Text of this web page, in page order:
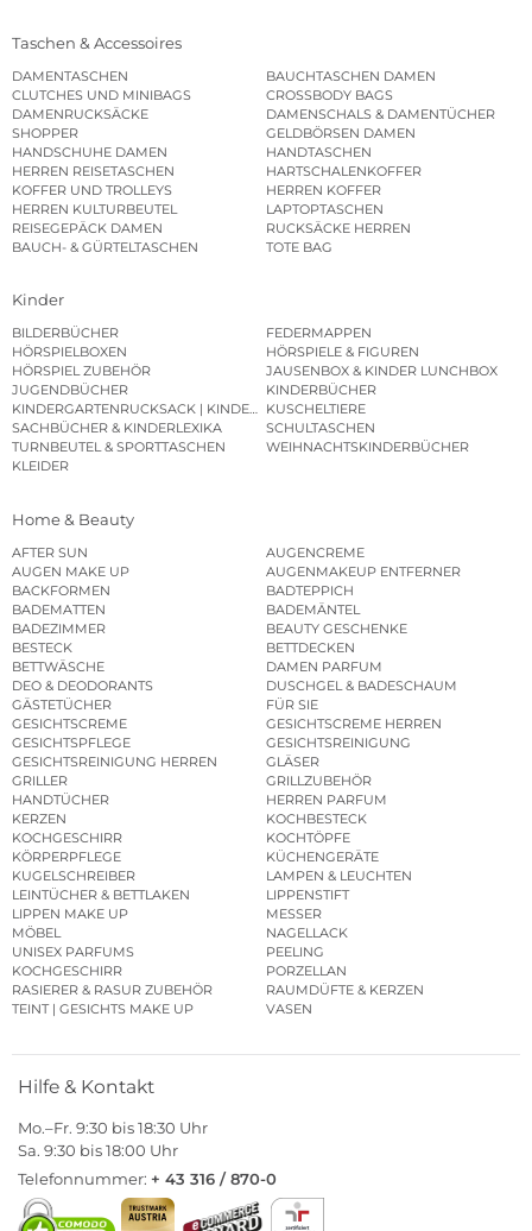
Taschen & Accessoires
DAMENTASCHEN
BAUCHTASCHEN DAMEN
CLUTCHES UND MINIBAGS
CROSSBODY BAGS
DAMENRUCKSÄCKE
DAMENSCHALS & DAMENTÜCHER
SHOPPER
GELDBÖRSEN DAMEN
HANDSCHUHE DAMEN
HANDTASCHEN
HERREN REISETASCHEN
HARTSCHALENKOFFER
KOFFER UND TROLLEYS
HERREN KOFFER
HERREN KULTURBEUTEL
LAPTOPTASCHEN
REISEGEPÄCK DAMEN
RUCKSÄCKE HERREN
BAUCH- & GÜRTELTASCHEN
TOTE BAG
Kinder
BILDERBÜCHER
FEDERMAPPEN
HÖRSPIELBOXEN
HÖRSPIELE & FIGUREN
HÖRSPIEL ZUBEHÖR
JAUSENBOX & KINDER LUNCHBOX
JUGENDBÜCHER
KINDERBÜCHER
KINDERGARTENRUCKSACK | KINDERGARTENBEUTEL
KUSCHELTIERE
SACHBÜCHER & KINDERLEXIKA
SCHULTASCHEN
TURNBEUTEL & SPORTTASCHEN
WEIHNACHTSKINDERBÜCHER
KLEIDER
Home & Beauty
AFTER SUN
AUGENCREME
AUGEN MAKE UP
AUGENMAKEUP ENTFERNER
BACKFORMEN
BADTEPPICH
BADEMATTEN
BADEMÄNTEL
BADEZIMMER
BEAUTY GESCHENKE
BESTECK
BETTDECKEN
BETTWÄSCHE
DAMEN PARFUM
DEO & DEODORANTS
DUSCHGEL & BADESCHAUM
GÄSTETÜCHER
FÜR SIE
GESICHTSCREME
GESICHTSCREME HERREN
GESICHTSPFLEGE
GESICHTSREINIGUNG
GESICHTSREINIGUNG HERREN
GLÄSER
GRILLER
GRILLZUBEHÖR
HANDTÜCHER
HERREN PARFUM
KERZEN
KOCHBESTECK
KOCHGESCHIRR
KOCHTÖPFE
KÖRPERPFLEGE
KÜCHENGERÄTE
KUGELSCHREIBER
LAMPEN & LEUCHTEN
LEINTÜCHER & BETTLAKEN
LIPPENSTIFT
LIPPEN MAKE UP
MESSER
MÖBEL
NAGELLACK
UNISEX PARFUMS
PEELING
KOCHGESCHIRR
PORZELLAN
RASIERER & RASUR ZUBEHÖR
RAUMDÜFTE & KERZEN
TEINT | GESICHTS MAKE UP
VASEN
Hilfe & Kontakt
Mo.–Fr. 9:30 bis 18:30 Uhr
Sa. 9:30 bis 18:00 Uhr
Telefonnummer: + 43 316 / 870-0